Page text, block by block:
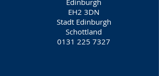
Edinburgh
EH2 3DN
Stadt Edinburgh
Schottland
0131 225 7327